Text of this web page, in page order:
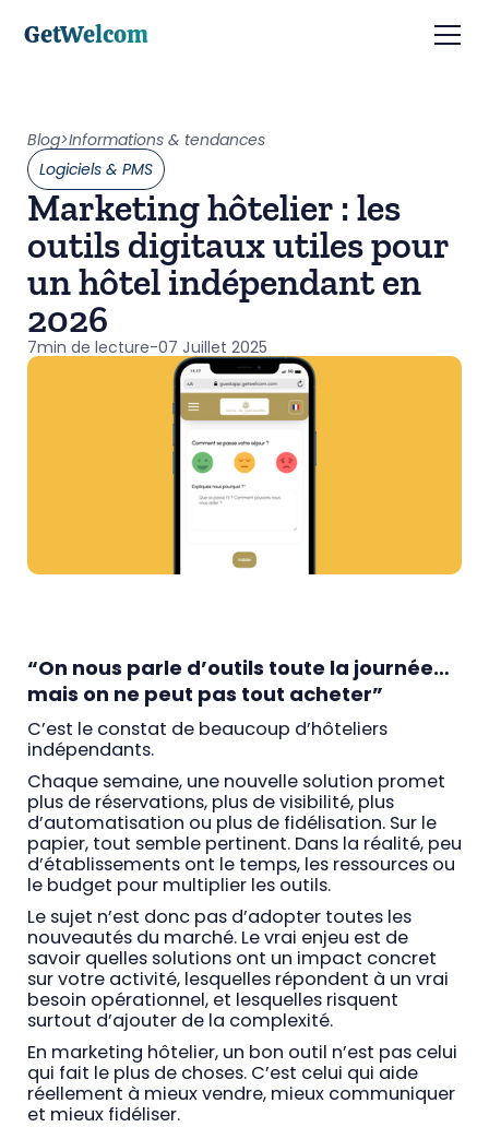
GetWelcom
Blog>Informations & tendances
Logiciels & PMS
Marketing hôtelier : les
outils digitaux utiles pour
un hôtel indépendant en
2026
7min de lecture-07 Juillet 2025
“On nous parle d’outils toute la journée…
mais on ne peut pas tout acheter”
C’est le constat de beaucoup d’hôteliers
indépendants.
Chaque semaine, une nouvelle solution promet
plus de réservations, plus de visibilité, plus
d’automatisation ou plus de fidélisation. Sur le
papier, tout semble pertinent. Dans la réalité, peu
d’établissements ont le temps, les ressources ou
le budget pour multiplier les outils.
Le sujet n’est donc pas d’adopter toutes les
nouveautés du marché. Le vrai enjeu est de
savoir quelles solutions ont un impact concret
sur votre activité, lesquelles répondent à un vrai
besoin opérationnel, et lesquelles risquent
surtout d’ajouter de la complexité.
En marketing hôtelier, un bon outil n’est pas celui
qui fait le plus de choses. C’est celui qui aide
réellement à mieux vendre, mieux communiquer
et mieux fidéliser.